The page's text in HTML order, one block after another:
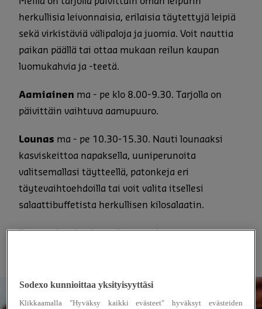
herkullisia leivonnaisia, erilaisia täytettyjä leipiä
sekä virkistäviä välipaloja ja juomia. Voit nauttia
paikan päällä tai ottaa mukaan reilun kaupan
luomukahvia ja -teetä.
Aamiainen ma - pe klo 8.00-9.30. Tarjolla on
päivittäin vaihtuva aamupuuro.
Lounas ma - pe 10.30-15.30. Nauti lounaaksi
kasviskeittoa napaksella, uuniperunoita
valitsemallasi täytteellä, patonkeja eri
täytevaihtoehdoilla tai voit valita itsellesi
salaattibuffetista herkullisen kilosalaatin.
Tervetuloa herkuttelemaan!
Sodexo kunnioittaa yksityisyyttäsi
Klikkaamalla "Hyväksy kaikki evästeet" hyväksyt evästeiden